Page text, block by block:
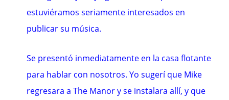
estuviéramos seriamente interesados en
publicar su música.
Se presentó inmediatamente en la casa flotante
para hablar con nosotros. Yo sugerí que Mike
regresara a The Manor y se instalara allí, y que